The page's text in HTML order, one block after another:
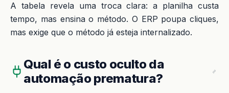
A tabela revela uma troca clara: a planilha custa
tempo, mas ensina o método. O ERP poupa cliques,
mas exige que o método já esteja internalizado.
Qual é o custo oculto da
automação prematura?